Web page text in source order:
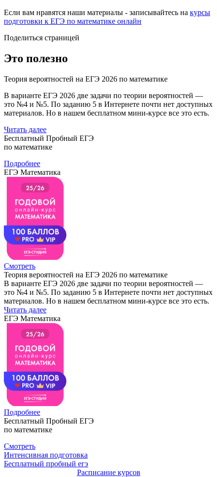
Если вам нравятся наши материалы - записывайтесь на курсы
подготовки к ЕГЭ по математике онлайн
Поделиться страницей
Это полезно
Теория вероятностей на ЕГЭ 2026 по математике
В варианте ЕГЭ 2026 две задачи по теории вероятностей —
это №4 и №5. По заданию 5 в Интернете почти нет доступных
материалов. Но в нашем бесплатном мини-курсе все это есть.
Читать далее
Бесплатный Пробный ЕГЭ
по математике
Подробнее
ЕГЭ Математика
Смотреть
Теория вероятностей на ЕГЭ 2026 по математике
В варианте ЕГЭ 2026 две задачи по теории вероятностей —
это №4 и №5. По заданию 5 в Интернете почти нет доступных
материалов. Но в нашем бесплатном мини-курсе все это есть.
Читать далее
ЕГЭ Математика
Подробнее
Бесплатный Пробный ЕГЭ
по математике
Смотреть
Интенсивная подготовка
Бесплатный пробный егэ
Расписание курсов